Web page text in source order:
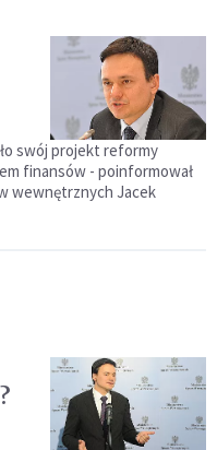
swój projekt reformy
finansów - poinformował
wewnętrznych Jacek